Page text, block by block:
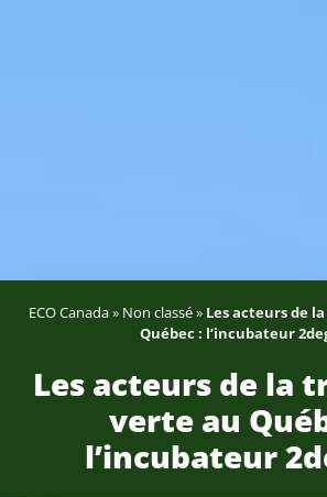
ECO Canada» Non classé» Les acteurs de
Québec : l’incubateur
Les acteurs de la
verte au
l’incubateur